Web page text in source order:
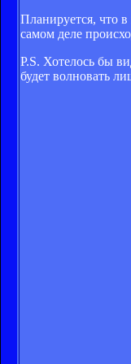
Планируется, что
самом деле
P.S. Хотелось бы
будет волновать